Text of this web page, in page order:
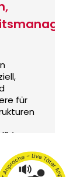
für
in